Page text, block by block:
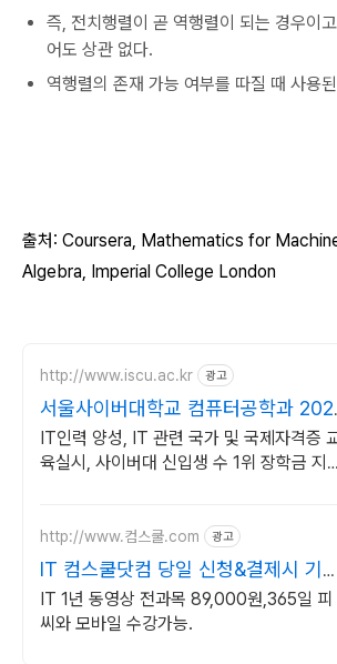
즉, 전치행렬이 곧 역행렬이 되는 경우이
어도 상관 없다.
역행렬의 존재 가능 여부를 따질 때 사용
출처: Coursera, Mathematics for
Algebra, Imperial College London
http://www.iscu.ac.kr 광고
서울사이버대학교 컴퓨터공학과
가을학기 신편입생
IT인력 양성, IT 관련 국가 및 국제자격증
육실시, 사이버대 신입생 수 1위 장학금 지급
http://www.컴스쿨.com 광고
IT 컴스쿨닷컴 당일 신청&결제시 기프
티콘!
IT 1년 동영상 전과목 89,000원,365일 피
씨와 모바일 수강가능.